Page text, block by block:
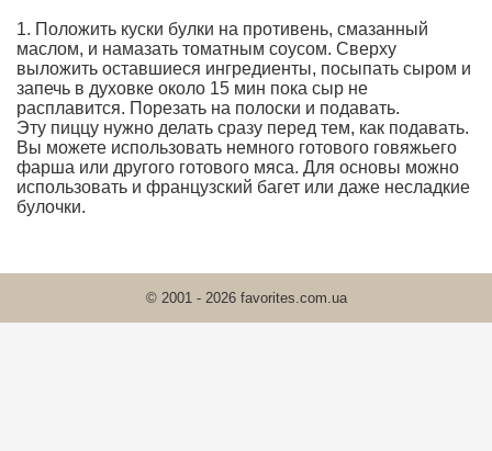
1. Положить куски булки на противень, смазанный
маслом, и намазать томатным соусом. Сверху
выложить оставшиеся ингредиенты, посыпать сыром и
запечь в духовке около 15 мин пока сыр не
расплавится. Порезать на полоски и подавать.
Эту пиццу нужно делать сразу перед тем, как подавать.
Вы можете использовать немного готового говяжьего
фарша или другого готового мяса. Для основы можно
использовать и французский багет или даже несладкие
булочки.
© 2001 - 2026 favorites.com.ua